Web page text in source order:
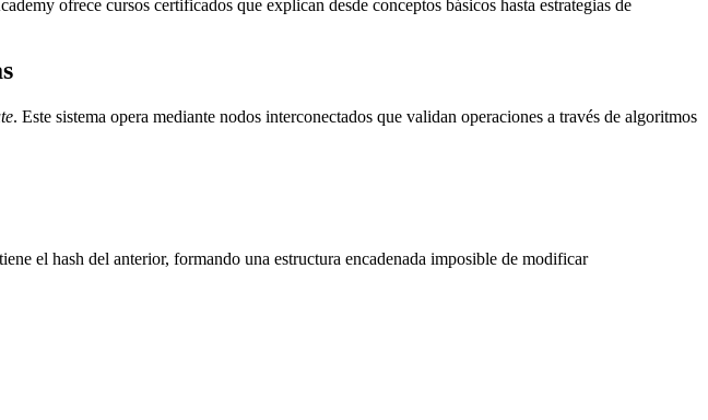
ofrece cursos certificados que explican desde conceptos básicos hasta estrategias de
. Este sistema opera mediante nodos interconectados que validan operaciones a través de algoritmos
el hash del anterior, formando una estructura encadenada imposible de modificar